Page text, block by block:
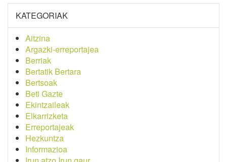
KATEGORIAK
Aitzina
Argazki-erreportajea
Berriak
Bertatik Bertara
Bertsoak
Beti Gazte
Ekintzaileak
Elkarrizketa
Erreportajeak
Hezkuntza
Informazioa